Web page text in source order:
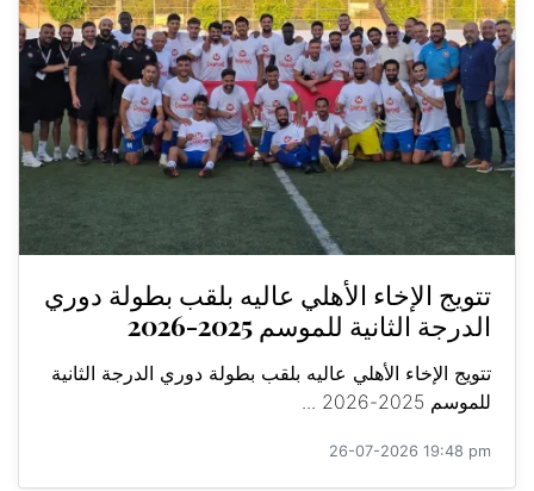
تتويج الإخاء الأهلي عاليه بلقب بطولة دوري
الدرجة الثانية للموسم 2025-2026
تتويج الإخاء الأهلي عاليه بلقب بطولة دوري الدرجة الثانية
للموسم 2025-2026 ...
26-07-2026 19:48 pm